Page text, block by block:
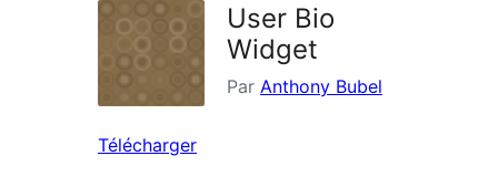
User Bio
Widget
Par Anthony Bubel
Télécharger